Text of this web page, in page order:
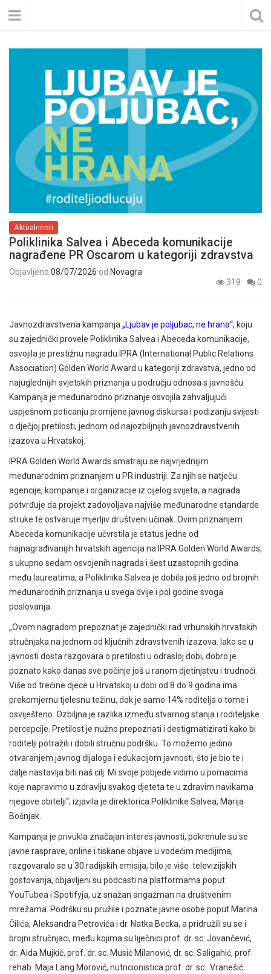
Aktualnosti
Poliklinika Salvea i Abeceda komunikacije
nagrađene PR Oscarom u kategoriji zdravstva
Objavljeno 08/07/2026 od Novagra
319
0
Javnozdravstvena kampanja „Ljubav je poljubac, ne hrana“, koju
su zajednički provele Poliklinika Salvea i Abeceda komunikacije,
osvojila je prestižnu nagradu IPRA (International Public Relations
Association) Golden World Award u kategoriji zdravstva, jedno od
najuglednijih svjetskih priznanja u području odnosa s javnošću.
Kampanja je međunarodno priznanje osvojila zahvaljujući
uspješnom poticanju promjene javnog diskursa i podizanju svijesti
o dječjoj pretilosti, jednom od najozbiljnijih javnozdravstvenih
izazova u Hrvatskoj.
IPRA Golden World Awards smatraju se najvrjednijim
međunarodnim priznanjem u PR industriji. Za njih se natječu
agencije, kompanije i organizacije iz cijelog svijeta, a nagrada
potvrđuje da projekt zadovoljava najviše međunarodne standarde
struke te ostvaruje mjerljiv društveni učinak. Ovim priznanjem
Abeceda komunikacije učvrstila je status jedne od
najnagrađivanijih hrvatskih agencija na IPRA Golden World Awards,
s ukupno sedam osvojenih nagrada i šest uzastopnih godina
među laureatima, a Poliklinika Salvea je dobila još jedno od brojnih
međunarodnih priznanja u svega dvije i pol godine svoga
poslovanja.
„Ovom nagradom prepoznat je zajednički rad vrhunskih hrvatskih
stručnjaka na jednom od ključnih zdravstvenih izazova. Iako se u
javnosti dosta razgovara o pretilosti u odrasloj dobi, dobro je
poznato kako danas sve počinje još u ranom djetinjstvu i trudnoći.
Više od trećine djece u Hrvatskoj u dobi od 8 do 9 godina ima
prekomjernu tjelesnu težinu, dok je samo 14% roditelja o tome i
osviješteno. Ozbiljna je razlika između stvarnog stanja i roditeljske
percepcije. Pretilost je nužno prepoznati i destigmatizirati kako bi
roditelji potražili i dobili stručnu podršku. To možemo jedino
otvaranjem javnog dijaloga i edukacijom javnosti, što je bio te i
dalje nastavlja biti naš cilj. Mi svoje pobjede vidimo u pomacima
koje napravimo u zdravlju svakog djeteta te u zdravim navikama
njegove obitelji“, izjavila je direktorica Poliklinike Salvea, Marija
Bošnjak.
Kampanja je privukla značajan interes javnosti, pokrenule su se
javne rasprave, online i tiskane objave u vodećim medijima,
razgovaralo se u 30 radijskih emisija, bilo je više televizijskih
gostovanja, objavljeni su podcasti na platformama poput
YouTubea i Spotifyja, uz snažan angažman na društvenim
mrežama. Podršku su pružile i poznate javne osobe poput Marina
Čilića, Aleksandra Petrovića i dr. Natka Becka, a pridružili su se i
brojni stručnjaci, među kojima su liječnici prof. dr. sc. Jovančević,
dr. Aida Mujkić, prof. dr. sc. Musić Milanović, dr. sc. Saligahić, prof.
rehab. Maja Lang Morović, nutricionistica prof. dr. sc. Vranešić